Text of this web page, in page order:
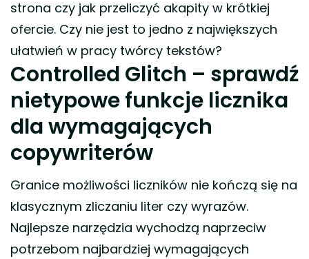
strona czy jak przeliczyć akapity w krótkiej
ofercie. Czy nie jest to jedno z największych
ułatwień w pracy twórcy tekstów?
Controlled Glitch – sprawdź
nietypowe funkcje licznika
dla wymagających
copywriterów
Granice możliwości liczników nie kończą się na
klasycznym zliczaniu liter czy wyrazów.
Najlepsze narzędzia wychodzą naprzeciw
potrzebom najbardziej wymagających